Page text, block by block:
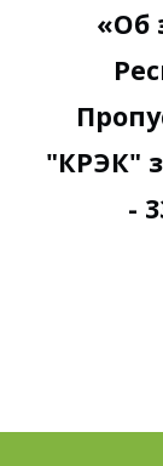
«Об
"КРЭК"
-